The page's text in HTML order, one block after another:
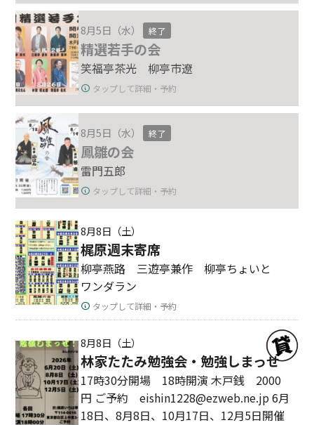
8月5日（水） 終了
精選若手の会
笑福亭茶光 柳亭市遼
タップして詳細・予約
8月5日（水） 終了
鳳雛の会
雷門五郎
タップして詳細・予約
8月8日（土）
梶原週末寄席
柳亭燕路 三遊亭兼作 柳亭ちょいと
ワンダラン
タップして詳細・予約
8月8日（土）
林家たたみ勉強会・勉強しまっせ
17時30分開場 18時開演 木戸銭 2000
円 ご予約 eishin1228@ezweb.ne.jp 6月
18日、8月8日、10月17日、12月5日開催